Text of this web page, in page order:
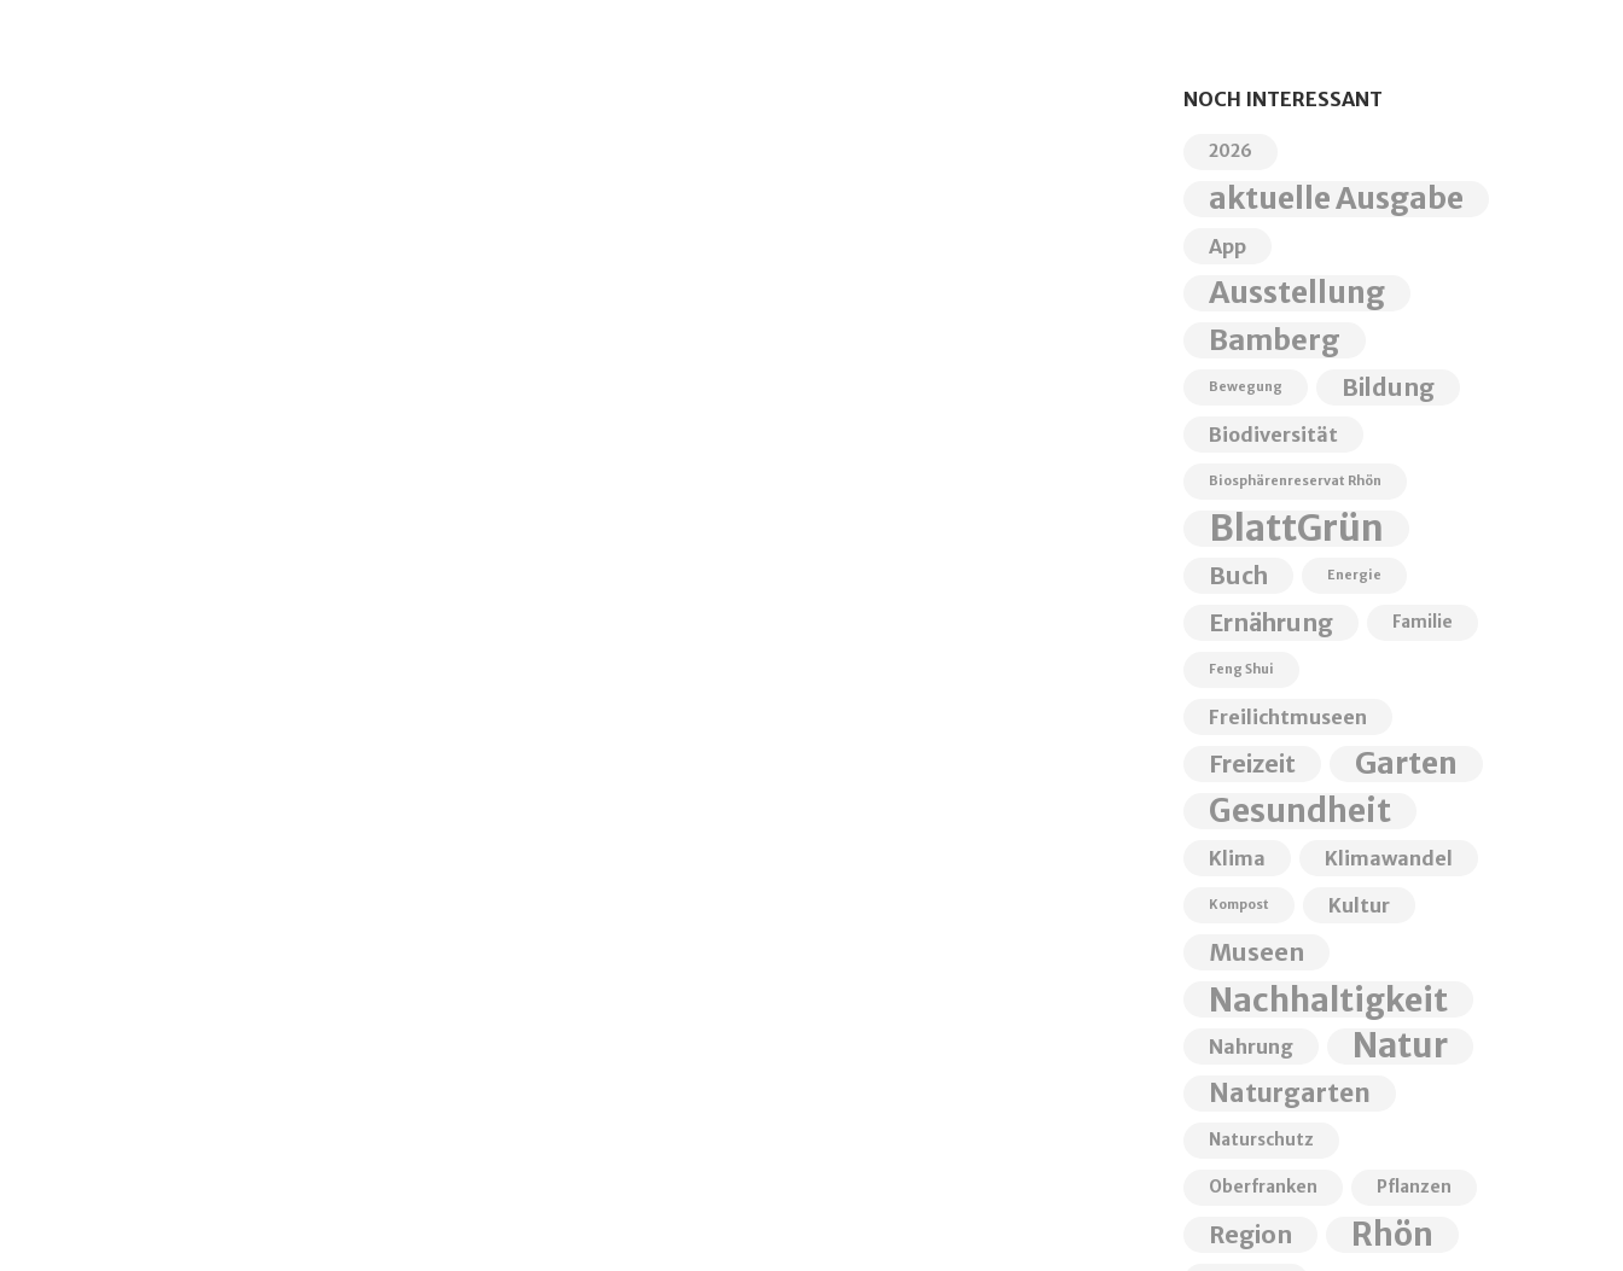
NOCH INTERESSANT
2026
aktuelle Ausgabe
App
Ausstellung
Bamberg
Bewegung Bildung
Biodiversität
Biosphärenreservat Rhön
BlattGrün
Buch Energie
Ernährung Familie
Feng Shui
Freilichtmuseen
Freizeit Garten
Gesundheit
Klima Klimawandel
Kompost Kultur
Museen
Nachhaltigkeit
Nahrung Natur
Naturgarten
Naturschutz
Oberfranken Pflanzen
Region Rhön